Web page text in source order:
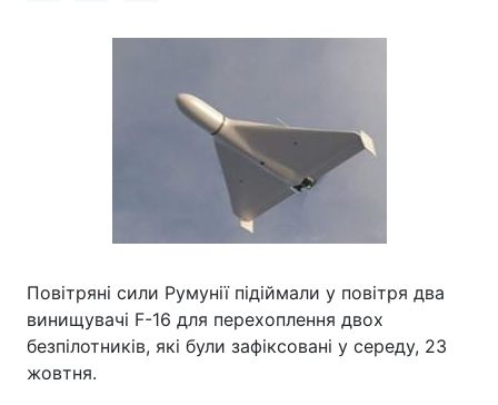
Повітряні сили Румунії підіймали у повітря два
винищувачі F-16 для перехоплення двох
безпілотників, які були зафіксовані у середу, 23
жовтня.